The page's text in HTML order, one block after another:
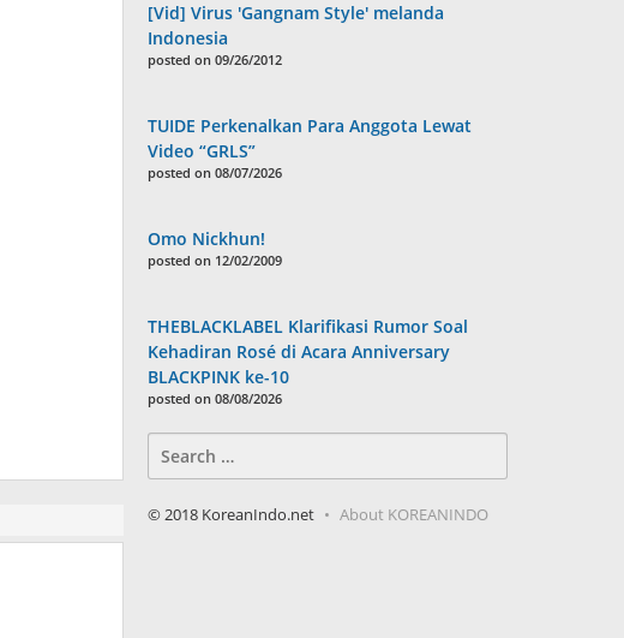
[Vid] Virus 'Gangnam Style' melanda
Indonesia
posted on 09/26/2012
TUIDE Perkenalkan Para Anggota Lewat
Video “GRLS”
posted on 08/07/2026
Omo Nickhun!
posted on 12/02/2009
THEBLACKLABEL Klarifikasi Rumor Soal
Kehadiran Rosé di Acara Anniversary
BLACKPINK ke-10
posted on 08/08/2026
for:
© 2018 KoreanIndo.net About KOREANINDO